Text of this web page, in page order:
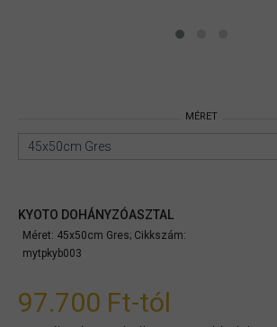
MÉRET
45x50cm Gres
KYOTO DOHÁNYZÓASZTAL
Méret: 45x50cm Gres; Cikkszám:
mytpkyb003
97.700 Ft-tól